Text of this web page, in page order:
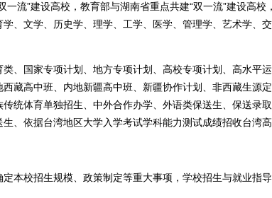
”建设高校，教育部与湖南省重点共建“双一流”建设高校
、文学、历史学、理学、工学、医学、管理学、艺术学、
国家专项计划、地方专项计划、高校专项计划、高水平
藏高中班、内地新疆高中班、新疆协作计划、非西藏生源
统体育单独招生、中外合作办学、外语类保送生、保送录
、依据台湾地区大学入学考试学科能力测试成绩招收台湾高
校招生规模、政策制定等重大事项，学校招生与就业指导